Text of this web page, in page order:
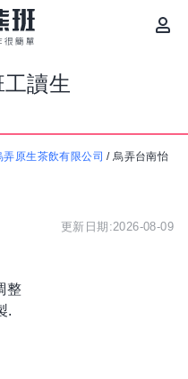
讀生
弄原生茶飲有限公司 /烏弄台南怡
更新日期:2026-08-09
整
.